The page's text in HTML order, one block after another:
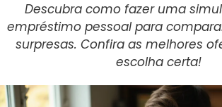
Descubra como fazer uma
empréstimo pessoal para
surpresas. Confira as melhores
escolha certa!